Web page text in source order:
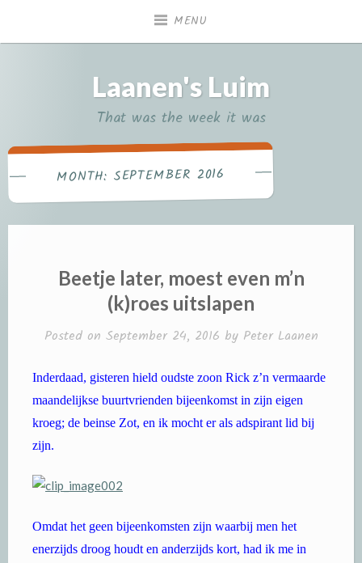
MENU
Laanen's Luim
That was the week it was
MONTH: SEPTEMBER 2016
Beetje later, moest even m’n
(k)roes uitslapen
Posted on September 24, 2016 by Peter Laanen
Inderdaad, gisteren hield oudste zoon Rick z’n vermaarde
maandelijkse buurtvrienden bijeenkomst in zijn eigen
kroeg; de beinse Zot, en ik mocht er als adspirant lid bij
zijn.
Omdat het geen bijeenkomsten zijn waarbij men het
enerzijds droog houdt en anderzijds kort, had ik me in